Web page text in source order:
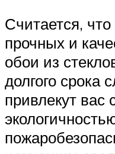
Считается,
прочных и
обои из
долгого срока
привлекут вас